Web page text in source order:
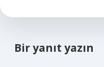
Bir yanıt yazın